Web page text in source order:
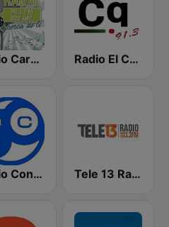
Radio Carabineros de Chile Radio El Conquistador
Radio Concierto Tele 13 Radio